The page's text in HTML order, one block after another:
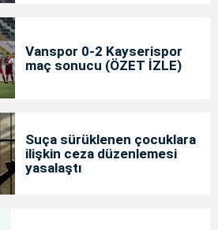
Vanspor 0-2 Kayserispor
maç sonucu (ÖZET İZLE)
Suça sürüklenen çocuklara
ilişkin ceza düzenlemesi
yasalaştı